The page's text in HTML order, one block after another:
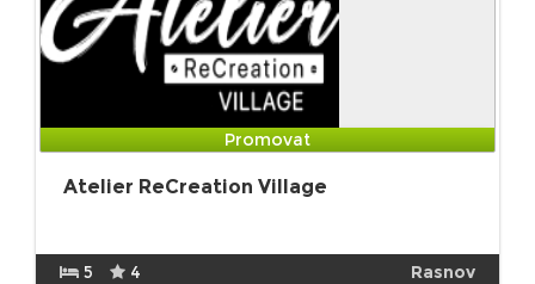
Promovat
Atelier ReCreation Village
5 4 Rasnov